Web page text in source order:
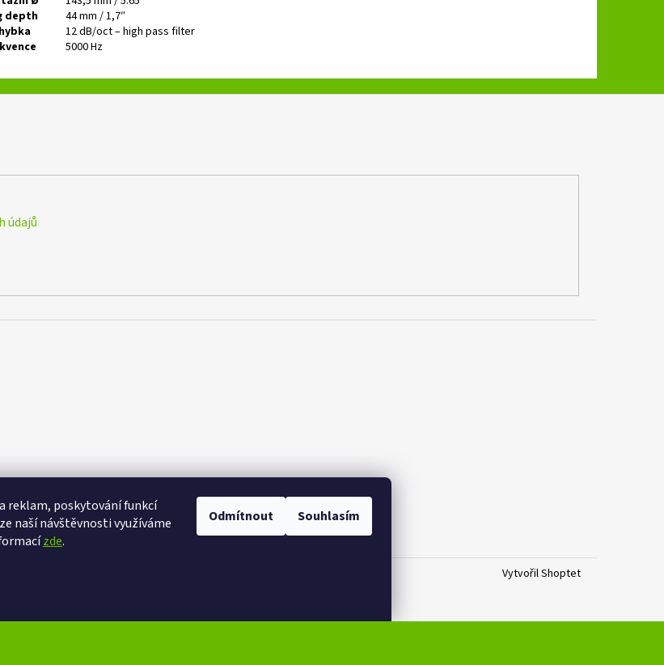
reklam, poskytování funkcí
naší návštěvnosti využíváme
zde.
Odmítnout Souhlasím
depth
44 mm / 1,7″
12 dB/oct – high pass filter
5000 Hz
údajů
audio na facebooku eXtrem-audio na Instagramu
Vytvořil Shoptet